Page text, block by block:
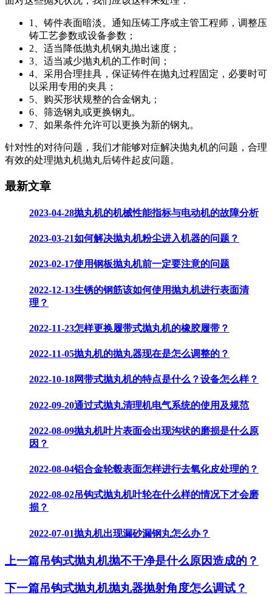
1、铸件表面暗淡。通知压铸工序或主管工程师，调整压
铸工艺参数或设备参数；
2、适当降低抛丸机钢丸抛出速度；
3、适当减少抛丸机的工作时间；
4、采用合理挂具，保证铸件在抛丸过程固定，必要时可
以采用专用的夹具；
5、购买形状规整的合金钢丸；
6、筛选钢丸或更换钢丸。
7、如果条件允许可以更换为新的钢丸。
针对性的对待问题，我们才能够对症解决抛丸机的问题，合理
有效的处理抛丸机抛丸后铸件起皮问题。
最新文章
2023-04-28抛丸机的机械性能指标与电动机的故障分析
2023-03-21如何解决抛丸机粉尘进入机器的问题？
2023-02-17使用钢板抛丸机前一定要注意的问题
2022-12-13生锈的钢筋该如何使用抛丸机进行表面清
理？
2022-11-23怎样更换履带式抛丸机的橡胶履带？
2022-11-05抛丸机的抛丸器现在是怎么调整的？
2022-10-18网带式抛丸机的特点是什么？设备怎么样？
2022-09-20通过式抛丸清理机电气系统的使用及规范
2022-08-09抛丸机叶片表面会出现沟状的磨损是什么原
因？
2022-08-04铝合金轮毂表面怎样进行去氧化皮处理的？
2022-08-02吊钩式抛丸机叶轮在什么样的情况下才会磨
损？
2022-07-01抛丸机出现漏砂漏钢丸怎么办？
上一篇吊钩式抛丸机抛不干净是什么原因造成的？
下一篇吊钩式抛丸机抛丸器抛射角度怎么调试？